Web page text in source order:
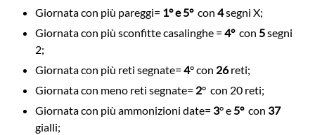
Giornata con più pareggi= 1° e 5° con 4segni X;
Giornata con più sconfitte casalinghe = 4° con 5segni
2;
Giornata con più reti segnate= 4° con 26reti;
Giornata con meno reti segnate= 2° con 20 reti;
Giornata con più ammonizioni date= 3° e 5°con 37
gialli;